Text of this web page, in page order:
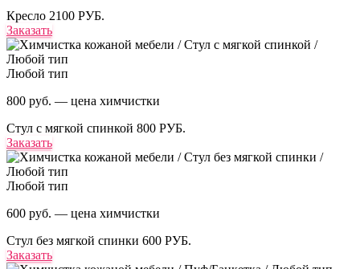
Кресло 2100 РУБ.
Заказать
Любой тип
800 руб. — цена химчистки
Стул с мягкой спинкой 800 РУБ.
Заказать
Любой тип
600 руб. — цена химчистки
Стул без мягкой спинки 600 РУБ.
Заказать